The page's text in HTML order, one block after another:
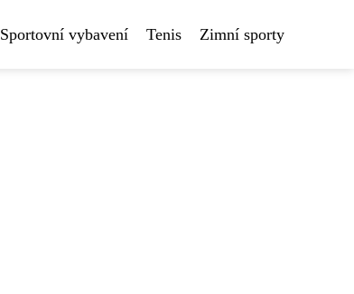
Sportovní vybavení Tenis Zimní sporty